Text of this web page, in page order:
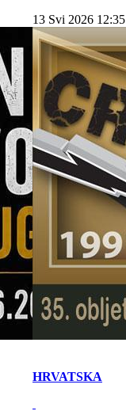
13 Svi 2026 12:35
HRVATSKA